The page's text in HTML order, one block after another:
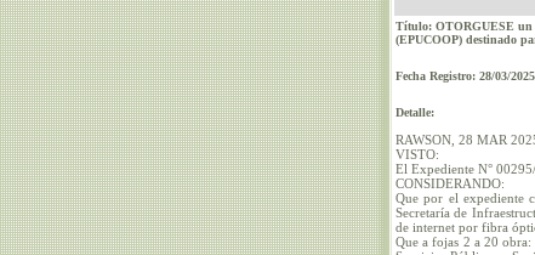
Título: OTORGUESE un
(EPUCOOP) destinado
Fecha Registro: 28/03/2025
Detalle:
RAWSON, 28 MAR
VISTO:
El Expediente N°
CONSIDERANDO:
Que por el expediente
Secretaría de
de internet por fibra
Que a fojas 2 a 20